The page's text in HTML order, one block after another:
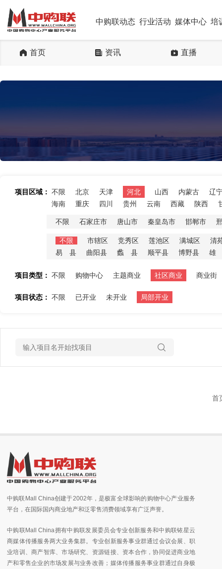
中购联动态 行业活动 媒体中心 培
首页 资讯 直播
项目区域： 不限 北京 天津 河北 山西 内蒙古
辽
海南
重庆 四川 贵州 云南 西藏 陕西
不限 石家庄市 唐山市 秦皇岛市 邯郸市
不限 市辖区 竞秀区 莲池区 满城区
清
易 县
曲阳县 蠡 县 顺平县 博野县 雄
项目类型： 不限 购物中心 主题商业 社区商业 商业街
项目状态： 不限 已开业 未开业 局部开业
首
中购联Mall China创建于2002年，是极富全球影响的购物中心产业服务
平台，在国际国内商业地产和泛零售消费领域享有广泛声誉。
中购联Mall China拥有中购联发展委员会专业创新服务和中购联铱星云
商媒体传播服务两大业务集群。专业创新服务事业群通过会议会展、职
业培训、商产智库、市场研究、资源链接、资本合作，协同促进商业地
产和零售企业的市场发展与业务改善；媒体传播服务事业群通过自身极